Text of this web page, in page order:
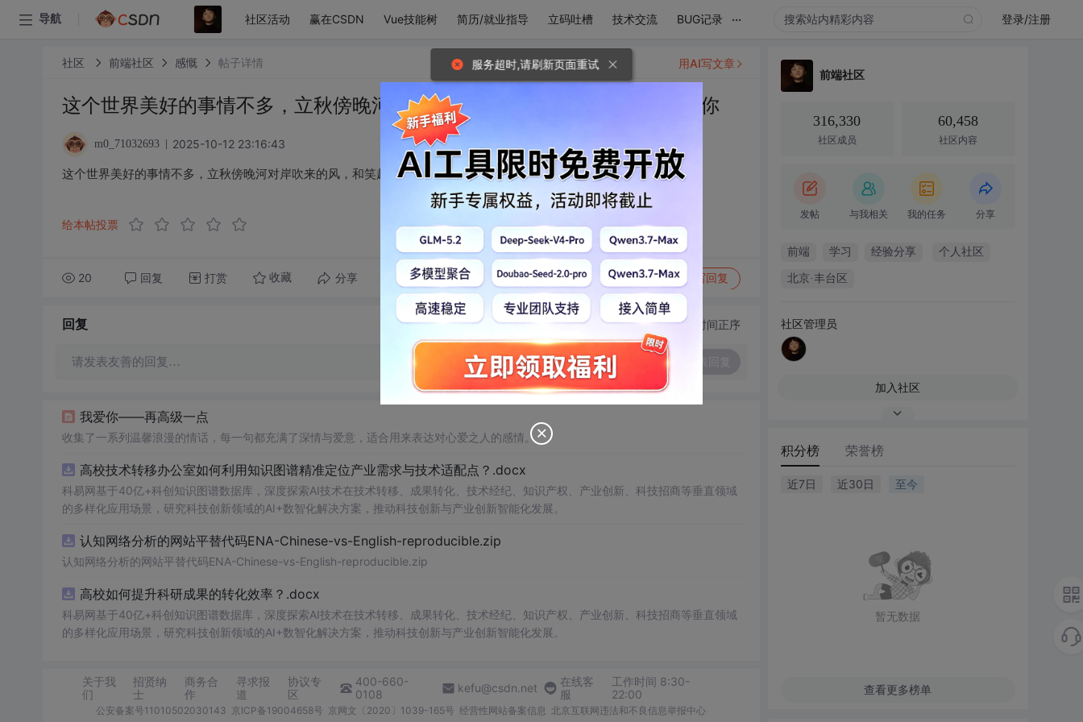
导航 社区活动 赢在CSDN Vue技能树 简历/就业指导 立码吐槽 技术交流 BUG记录 ... 登录/注册
社区 前端社区 感慨 帖子详情
这个世界美好的事情不多，立秋傍晚河对岸吹来的风，和笑起来甜得要命的你
m0_71032693 2025-10-12 23:16:43
这个世界美好的事情不多，立秋傍晚河对岸吹来的风，和笑起来甜得要命的你
给本帖投票
20 回复 打赏 收藏 分享 转发到动态 举报 写回复
用AI写文章
回复 切换为时间正序
请发表友善的回复…
我爱你——再高级一点
收集了一系列温馨浪漫的情话，每一句都充满了深情与爱意，适合用来表达对心爱之人的感情。
高校技术转移办公室如何利用知识图谱精准定位产业需求与技术适配点？.docx
科易网基于40亿+科创知识图谱数据库，深度探索AI技术在技术转移、成果转化、技术经纪、知识产权、产业创新、科技招商等垂直领域
的多样化应用场景，研究科技创新领域的AI+数智化解决方案，推动科技创新与产业创新智能化发展。
认知网络分析的网站平替代码ENA-Chinese-vs-English-reproducible.zip
认知网络分析的网站平替代码ENA-Chinese-vs-English-reproducible.zip
高校如何提升科研成果的转化效率？.docx
科易网基于40亿+科创知识图谱数据库，深度探索AI技术在技术转移、成果转化、技术经纪、知识产权、产业创新、科技招商等垂直领域
的多样化应用场景，研究科技创新领域的AI+数智化解决方案，推动科技创新与产业创新智能化发展。
关于我
们
招贤纳
士
商务合
作
寻求报
道
协议专
区
400-660-
0108
kefu@csdn.net
在线客
服
工作时间 8:30-
22:00
公安备案号11010502030143 京ICP备19004658号 京网文〔2020〕1039-165号 经营性网站备案信息 北京互联网违法和不良信息举报中心
前端社区
316,330
社区成员
60,458
社区内容
发帖 与我相关 我的任务 分享
前端 学习 经验分享 个人社区
北京·丰台区
社区管理员
加入社区
积分榜 荣誉榜
近7日 近30日 至今
暂无数据
查看更多榜单
服务超时,请刷新页面重试